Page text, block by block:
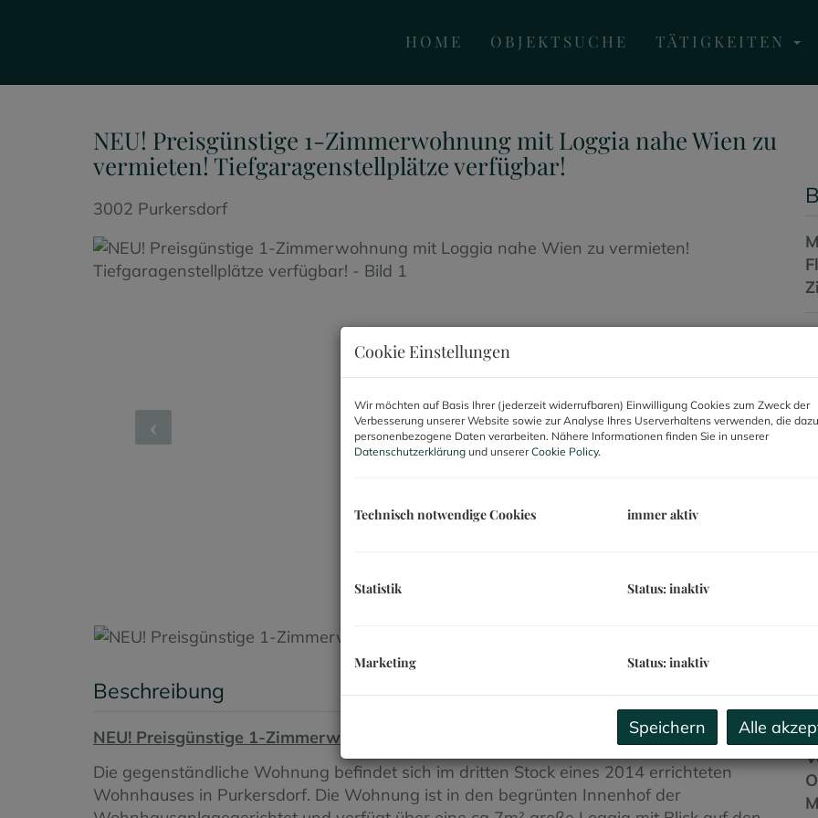
HOME OBJEKTSUCHE TÄTIGKEITEN
NEU! Preisgünstige 1-Zimmerwohnung mit Loggia nahe Wien zu
vermieten! Tiefgaragenstellplätze verfügbar!
3002 Purkersdorf
Beschreibung
NEU! Preisgünstige 1-Zimmerwohnung nahe Wien zu vermieten!
Die gegenständliche Wohnung befindet sich im dritten Stock eines 2014 errichteten
Wohnhauses in Purkersdorf. Die Wohnung ist in den begrünten Innenhof der
Cookie Einstellungen
Wir möchten auf Basis Ihrer (jederzeit widerrufbaren) Einwilligung Cookies zum Zweck der
Verbesserung unserer Website sowie zur Analyse Ihres Userverhaltens verwenden, die dazu
personenbezogene Daten verarbeiten. Nähere Informationen finden Sie in unserer
Datenschutzerklärung und unsererCookie Policy.
Technisch notwendige Cookies immer aktiv
Statistik Status: inaktiv
Marketing Status: inaktiv
Speichern Alle